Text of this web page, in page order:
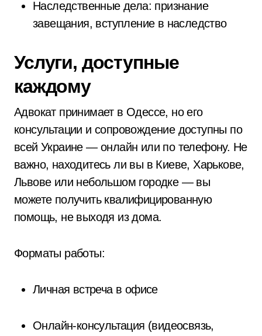
Наследственные дела: признание
завещания, вступление в наследство
Услуги, доступные
каждому
Адвокат принимает в Одессе, но его
консультации и сопровождение доступны по
всей Украине — онлайн или по телефону. Не
важно, находитесь ли вы в Киеве, Харькове,
Львове или небольшом городке — вы
можете получить квалифицированную
помощь, не выходя из дома.
Форматы работы:
Личная встреча в офисе
Онлайн-консультация (видеосвязь,